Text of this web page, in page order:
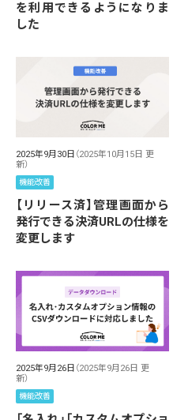
を利用できるようになりま
した
2025年9月30日 （2025年10月15日 更
新）
機能改善
【リリース済】管理画面から
発行できる決済URLの仕様を
変更します
2025年9月26日 （2025年9月26日 更
新）
機能改善